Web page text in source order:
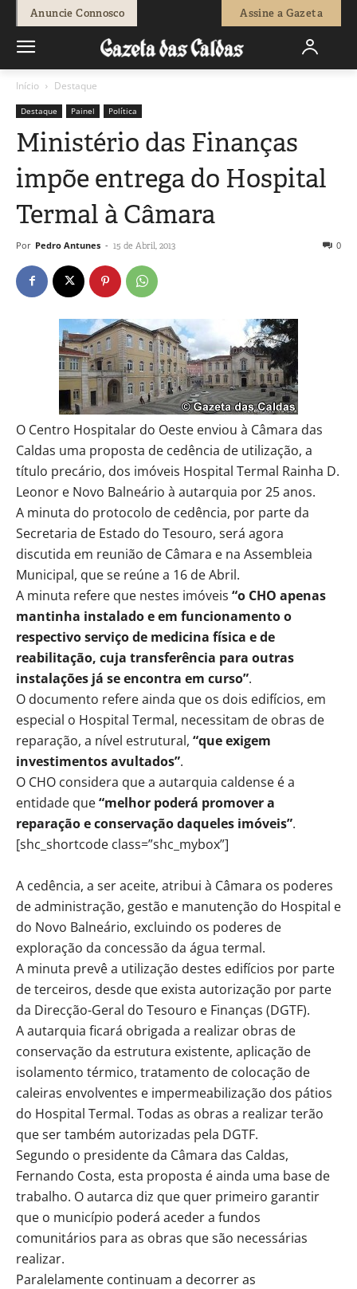
Anuncie Connosco Assine a Gazeta
Início Destaque
Destaque Painel Política
Ministério das Finanças
impõe entrega do Hospital
Termal à Câmara
Por Pedro Antunes - 15 de Abril, 2013 0
O Centro Hospitalar do Oeste enviou à Câmara das
Caldas uma proposta de cedência de utilização, a
título precário, dos imóveis Hospital Termal Rainha D.
Leonor e Novo Balneário à autarquia por 25 anos.
A minuta do protocolo de cedência, por parte da
Secretaria de Estado do Tesouro, será agora
discutida em reunião de Câmara e na Assembleia
Municipal, que se reúne a 16 de Abril.
A minuta refere que nestes imóveis “o CHO apenas
mantinha instalado e em funcionamento o
respectivo serviço de medicina física e de
reabilitação, cuja transferência para outras
instalações já se encontra em curso”.
O documento refere ainda que os dois edifícios, em
especial o Hospital Termal, necessitam de obras de
reparação, a nível estrutural, “que exigem
investimentos avultados”.
O CHO considera que a autarquia caldense é a
entidade que“melhor poderá promover a
reparação e conservação daqueles imóveis”.
[shc_shortcode class=”shc_mybox”]
A cedência, a ser aceite, atribui à Câmara os poderes
de administração, gestão e manutenção do Hospital e
do Novo Balneário, excluindo os poderes de
exploração da concessão da água termal.
A minuta prevê a utilização destes edifícios por parte
de terceiros, desde que exista autorização por parte
da Direcção-Geral do Tesouro e Finanças (DGTF).
A autarquia ficará obrigada a realizar obras de
conservação da estrutura existente, aplicação de
isolamento térmico, tratamento de colocação de
caleiras envolventes e impermeabilização dos pátios
do Hospital Termal. Todas as obras a realizar terão
que ser também autorizadas pela DGTF.
Segundo o presidente da Câmara das Caldas,
Fernando Costa, esta proposta é ainda uma base de
trabalho. O autarca diz que quer primeiro garantir
que o município poderá aceder a fundos
comunitários para as obras que são necessárias
realizar.
Paralelamente continuam a decorrer as